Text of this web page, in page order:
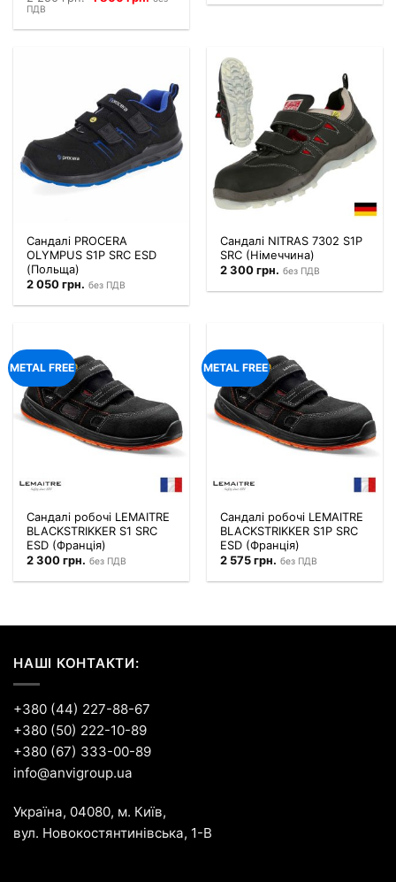
ціна:
250 грн.2800 грн.2
ПДВ
Сандалі PROCERA
OLYMPUS S1P SRC ESD
(Польща)
2 050грн. без ПДВ
Сандалі NITRAS 7302 S1P
SRC (Німеччина)
2 300грн. без ПДВ
METAL FREE
Сандалі робочі LEMAITRE
BLACKSTRIKKER S1 SRC
ESD (Франція)
2 300грн. без ПДВ
METAL FREE
Сандалі робочі LEMAITRE
BLACKSTRIKKER S1P SRC
ESD (Франція)
2 575грн. без ПДВ
НАШІ КОНТАКТИ:
+380 (44) 227-88-67
+380 (50) 222-10-89
+380 (67) 333-00-89
info@anvigroup.ua
Україна, 04080, м. Київ,
вул. Новокостянтинівська, 1-В